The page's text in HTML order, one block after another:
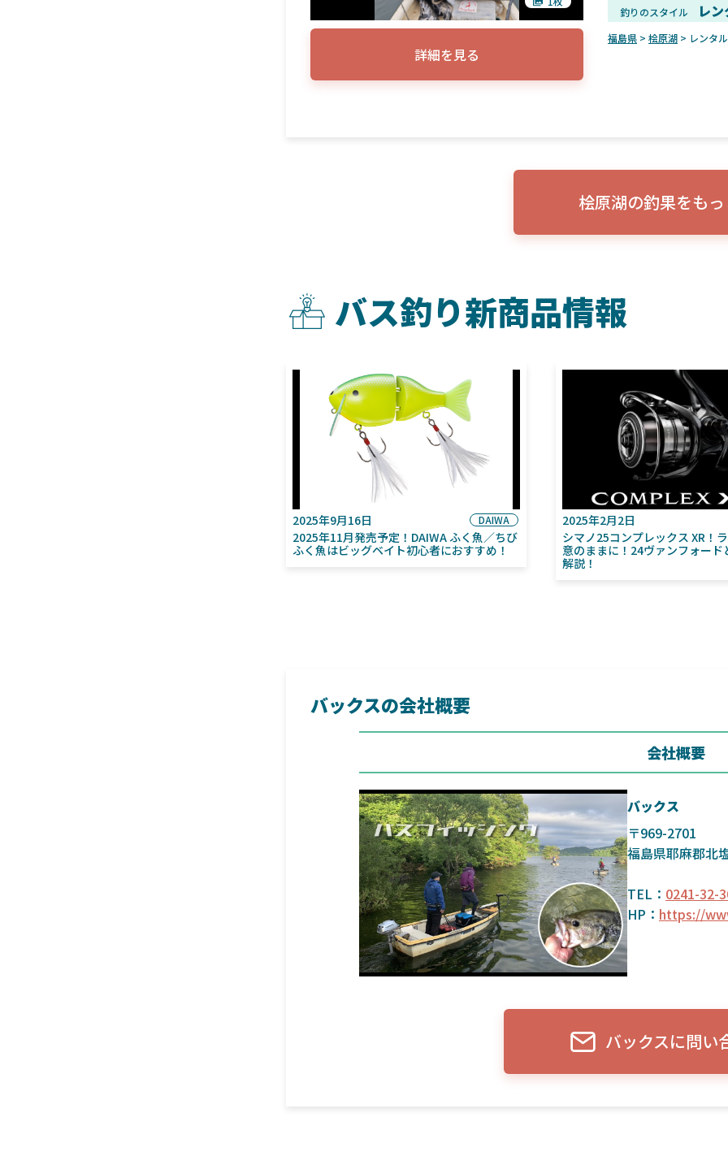
釣りのスタイル レ
福島県 > 桧原湖 > レンタ
詳細を見る
桧原湖の釣果をも
バス釣り新商品情報
2025年9月16日 DAIWA
2025年11月発売予定！DAIWA ふく魚／ちび
ふく魚はビッグベイト初心者におすすめ！
2025年2月2日
シマノ25コンプレックス XR！
意のままに！24ヴァンフォード
解説！
バックスの会社概要
会社概要
バックス
〒969-2701
福島県耶麻郡北
TEL： 0241-32-
HP： https://
バックスに問い